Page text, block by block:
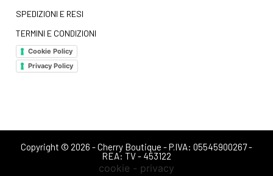
SPEDIZIONI E RESI
TERMINI E CONDIZIONI
Cookie Policy
Privacy Policy
Copyright © 2026 - Cherry Boutique - P.IVA: 05545900267 -
REA: TV - 453122
cookie - privacy